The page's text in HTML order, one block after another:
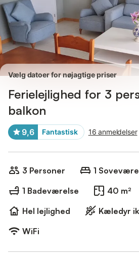
Vælg datoer for nøjagtige priser
Ferielejlighed for 3
balkon
9,6 Fantastisk 16 anmeldelser
3 Personer
1
1 Badeværelse
40 m²
Hel lejlighed
Kæledyr
WiFi